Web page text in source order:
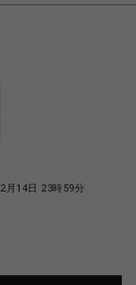
月14日 23時59分